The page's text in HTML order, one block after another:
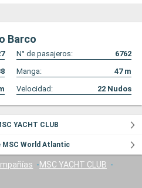
Barco
N° de pasajeros:
6762
Manga: 47m
Velocidad: 22 Nudos
YACHT CLUB
MSC World Atlantic
MSC YACHT CLUB